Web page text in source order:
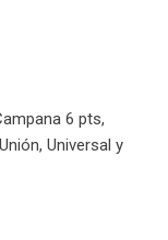
6 pts,
Universal y